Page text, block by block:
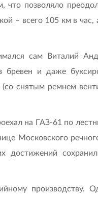
позволяло
– всего 105 км в
сам Виталий
и даже
снятым ремнем
на ГАЗ-61 по
Московского
достижений
производству.